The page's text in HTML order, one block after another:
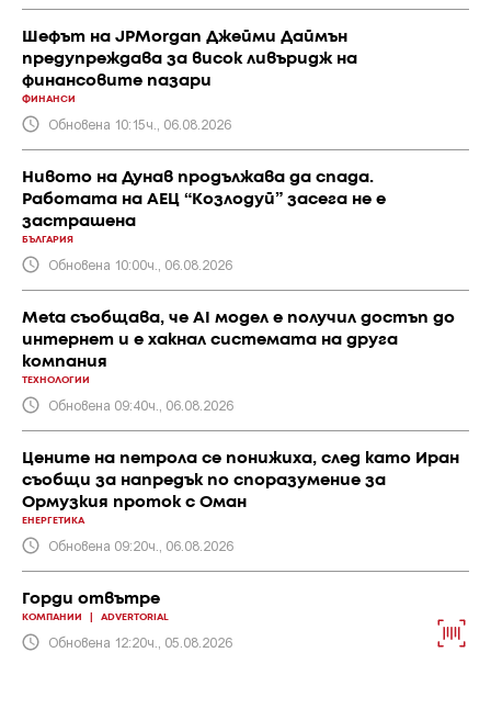
Шефът на JPMorgan Джейми Даймън
предупреждава за висок ливъридж на
финансовите пазари
ФИНАНСИ
Обновена 10:15ч., 06.08.2026
Нивото на Дунав продължава да спада.
Работата на АЕЦ “Козлодуй” засега не е
застрашена
БЪЛГАРИЯ
Обновена 10:00ч., 06.08.2026
Meta съобщава, че AI модел е получил достъп до
интернет и е хакнал системата на друга
компания
ТЕХНОЛОГИИ
Обновена 09:40ч., 06.08.2026
Цените на петрола се понижиха, след като Иран
съобщи за напредък по споразумение за
Ормузкия проток с Оман
ЕНЕРГЕТИКА
Обновена 09:20ч., 06.08.2026
Горди отвътре
КОМПАНИИ ADVERTORIAL
Обновена 12:20ч., 05.08.2026